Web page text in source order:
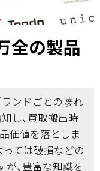
全の製品
ンドごとの壊れ
し、買取搬出時
価値を落としま
ては破損などの
、豊富な知識を